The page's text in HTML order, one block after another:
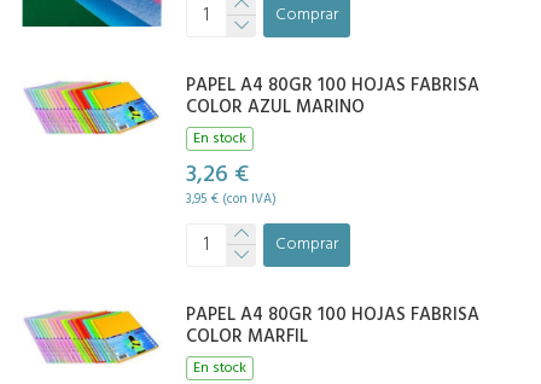
Comprar
PAPEL A4 80GR 100 HOJAS FABRISA
COLOR AZUL MARINO
En stock
3,26 €
3,95 € (con IVA)
Comprar
PAPEL A4 80GR 100 HOJAS FABRISA
COLOR MARFIL
En stock